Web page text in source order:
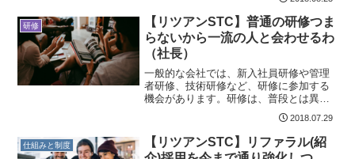
質問です。会社の正式な方針を確認し
て、こちらにまとめました。興味がある
方はぜひともご確認いただければと思い
ます。リツアンSTCはエンジニア未経験
や新卒でも入れるか？本題の「リツアン
STCはエンジニア未経験でも入れる...
研修
【リツアンSTC】普通の研修つま
らないから一流の人と会わせるわ
（社長）
一般的な会社では、新入社員研修や管理
者研修、技術研修など、研修に参加する
機会があります。研修は、普段とは異な
った環境に身を置き、通常接する機会が
ない人と出会うことができます。良質な
刺激を受けられるメリットがあり、参加
をしておくのが望ましいでしょう。とは
2018.07.29
仕組みと制度
【リツアンSTC】リファラル(紹